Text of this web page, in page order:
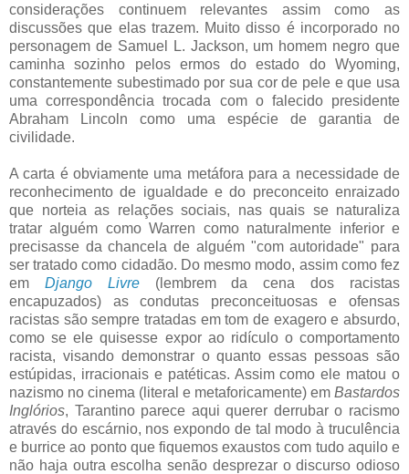
considerações continuem relevantes assim como as
discussões que elas trazem. Muito disso é incorporado no
personagem de Samuel L. Jackson, um homem negro que
caminha sozinho pelos ermos do estado do Wyoming,
constantemente subestimado por sua cor de pele e que usa
uma correspondência trocada com o falecido presidente
Abraham Lincoln como uma espécie de garantia de
civilidade.
A carta é obviamente uma metáfora para a necessidade de
reconhecimento de igualdade e do preconceito enraizado
que norteia as relações sociais, nas quais se naturaliza
tratar alguém como Warren como naturalmente inferior e
precisasse da chancela de alguém "com autoridade" para
ser tratado como cidadão. Do mesmo modo, assim como fez
em Django Livre(lembrem da cena dos racistas
encapuzados) as condutas preconceituosas e ofensas
racistas são sempre tratadas em tom de exagero e absurdo,
como se ele quisesse expor ao ridículo o comportamento
racista, visando demonstrar o quanto essas pessoas são
estúpidas, irracionais e patéticas. Assim como ele matou o
nazismo no cinema (literal e metaforicamente) em Bastardos
Inglórios, Tarantino parece aqui querer derrubar o racismo
através do escárnio, nos expondo de tal modo à truculência
e burrice ao ponto que fiquemos exaustos com tudo aquilo e
não haja outra escolha senão desprezar o discurso odioso